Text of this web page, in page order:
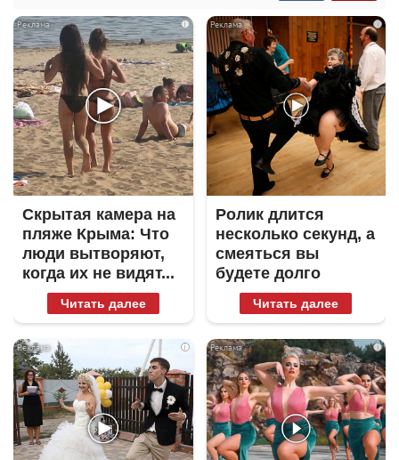
i
Скрытая камера на
пляже Крыма: Что
люди вытворяют,
когда их не видят...
Читать далее
i
Ролик длится
несколько секунд, а
смеяться вы
будете долго
Читать далее
i i